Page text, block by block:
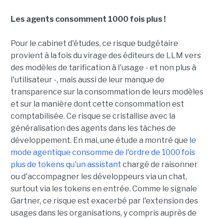
Les agents consomment 1000 fois plus !
Pour le cabinet d'études, ce risque budgétaire
provient à la fois du virage des éditeurs de LLM vers
des modèles de tarification à l'usage - et non plus à
l'utilisateur -, mais aussi de leur manque de
transparence sur la consommation de leurs modèles
et sur la manière dont cette consommation est
comptabilisée. Ce risque se cristallise avec la
généralisation des agents dans les tâches de
développement. En mai, une étude a montré que le
mode agentique consomme de l'ordre de 1000 fois
plus de tokens qu'un assistant chargé de raisonner
ou d'accompagner les développeurs via un chat,
surtout via les tokens en entrée. Comme le signale
Gartner, ce risque est exacerbé par l'extension des
usages dans les organisations, y compris auprès de